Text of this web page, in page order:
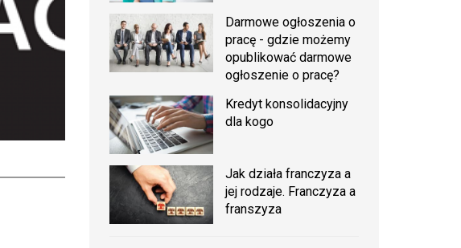
Darmowe ogłoszenia o
pracę - gdzie możemy
opublikować darmowe
ogłoszenie o pracę?
Kredyt konsolidacyjny
dla kogo
Jak działa franczyza a
jej rodzaje. Franczyza a
franszyza